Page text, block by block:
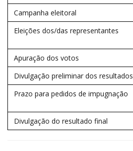
Campanha eleitoral
Eleições dos/das representantes
Apuração dos votos
Divulgação preliminar dos resultados
Prazo para pedidos de impugnação
Divulgação do resultado final